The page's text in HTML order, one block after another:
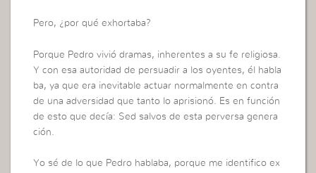
Pero, ¿por qué exhortaba?
Porque Pedro vivió dramas, inherentes a su fe religiosa.
Y con esa autoridad de persuadir a los oyentes, él habla
ba, ya que era inevitable actuar normalmente en contra
de una adversidad que tanto lo aprisionó. Es en función
de esto que decía: Sed salvos de esta perversa genera
ción.
Yo sé de lo que Pedro hablaba, porque me identifico ex